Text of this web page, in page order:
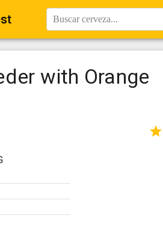
Buscar cerveza...
with Orange